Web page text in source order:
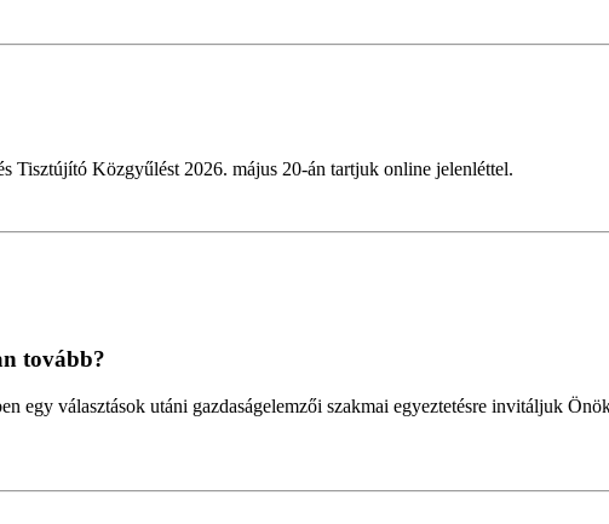
Tisztújító Közgyűlést 2026. május 20-án tartjuk online jelenléttel.
tovább?
egy választások utáni gazdaságelemzői szakmai egyeztetésre invitáljuk